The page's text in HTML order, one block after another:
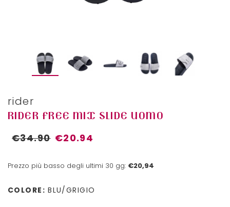
rider
RIDER FREE MIX SLIDE UOMO
€34.90 €20.94
Prezzo più basso degli ultimi 30 gg: €20,94
COLORE: BLU/GRIGIO